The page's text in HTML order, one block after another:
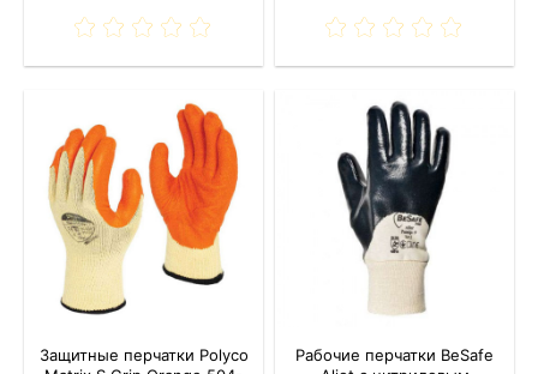
Защитные перчатки Polyco
Рабочие перчатки BeSafe